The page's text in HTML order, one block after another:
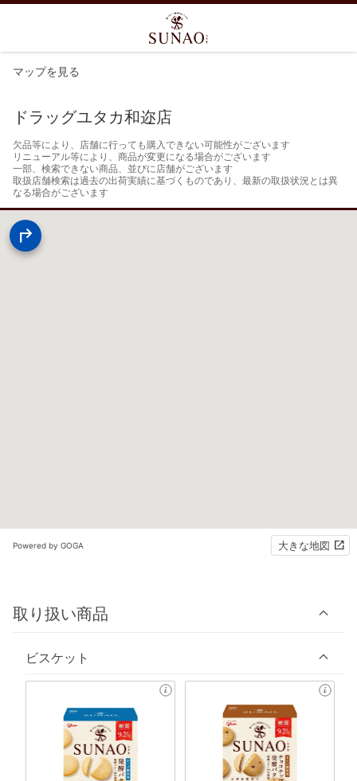
マップを見る
ドラッグユタカ和迩店
欠品等により、店舗に行っても購入できない可能性がございます
リニューアル等により、商品が変更になる場合がございます
一部、検索できない商品、並びに店舗がございます
取扱店舗検索は過去の出荷実績に基づくものであり、最新の取扱状況とは異
なる場合がございます
Powered by GOGA 大きな地図
取り扱い商品
ビスケット